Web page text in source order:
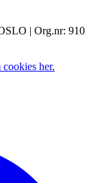
| Org.nr: 910
her.